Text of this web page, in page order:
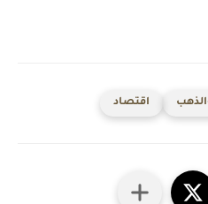
اقتصاد